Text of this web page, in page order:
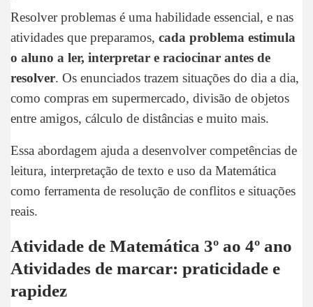
Resolver problemas é uma habilidade essencial, e nas
atividades que preparamos, cada problema estimula
o aluno a ler, interpretar e raciocinar antes de
resolver. Os enunciados trazem situações do dia a dia,
como compras em supermercado, divisão de objetos
entre amigos, cálculo de distâncias e muito mais.
Essa abordagem ajuda a desenvolver competências de
leitura, interpretação de texto e uso da Matemática
como ferramenta de resolução de conflitos e situações
reais.
Atividade de Matemática 3º ao 4º ano
Atividades de marcar: praticidade e
rapidez